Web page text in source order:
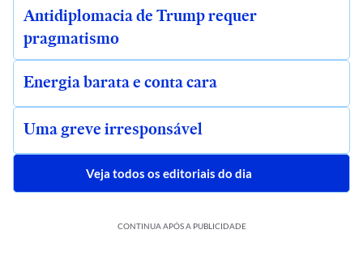
Antidiplomacia de Trump requer
pragmatismo
Energia barata e conta cara
Uma greve irresponsável
Veja todos os editoriais do dia
CONTINUA APÓS A PUBLICIDADE